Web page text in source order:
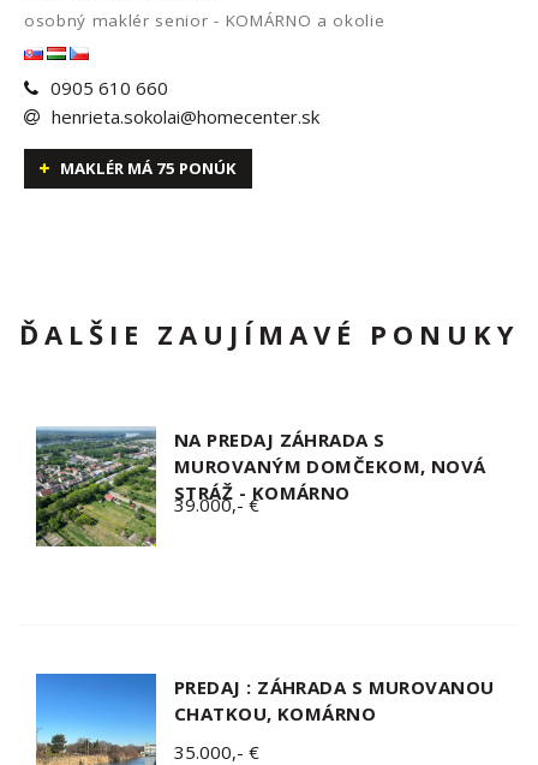
osobný maklér senior - KOMÁRNO a okolie
0905 610 660
henrieta.sokolai@homecenter.sk
MAKLÉR MÁ 75 PONÚK
ĎALŠIE ZAUJÍMAVÉ PONUKY
NA PREDAJ ZÁHRADA S
MUROVANÝM DOMČEKOM, NOVÁ
STRÁŽ - KOMÁRNO
39.000,- €
PREDAJ : ZÁHRADA S MUROVANOU
CHATKOU, KOMÁRNO
35.000,- €